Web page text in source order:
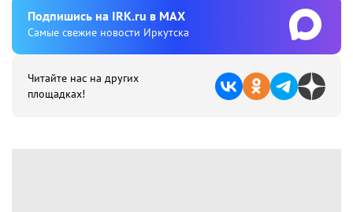
Подпишиcь на IRK.ru в MAX
Cамые свежие новости Иркутска
Читайте нас на других
площадках!